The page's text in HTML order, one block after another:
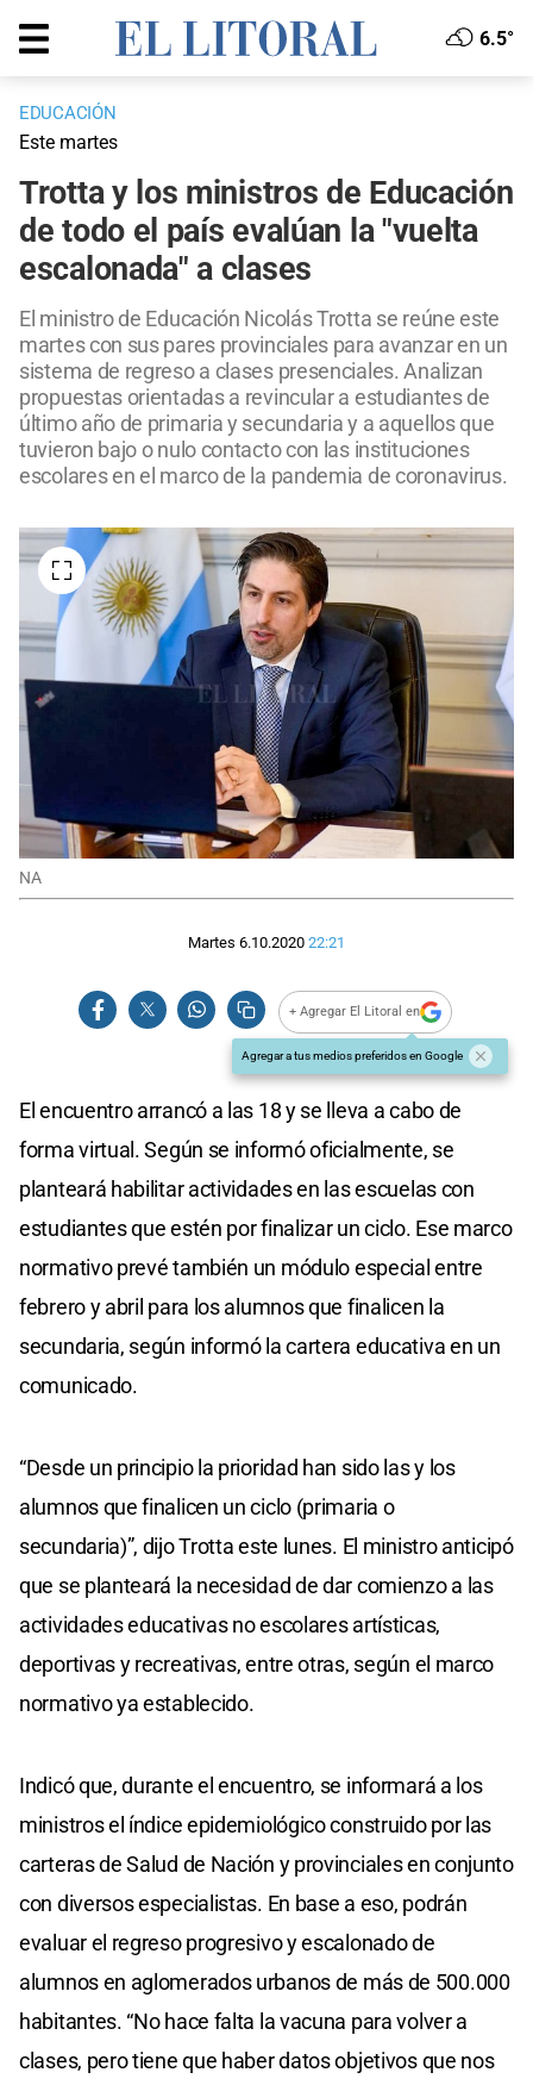
6.5°
EDUCACIÓN
Este martes
Trotta y los ministros de Educación
de todo el país evalúan la "vuelta
escalonada" a clases
El ministro de Educación Nicolás Trotta se reúne este
martes con sus pares provinciales para avanzar en un
sistema de regreso a clases presenciales. Analizan
propuestas orientadas a revincular a estudiantes de
último año de primaria y secundaria y a aquellos que
tuvieron bajo o nulo contacto con las instituciones
escolares en el marco de la pandemia de coronavirus.
NA
Martes 6.10.2020 22:21
+ Agregar El Litoral en
Agregar a tus medios preferidos en Google
El encuentro arrancó a las 18 y se lleva a cabo de
forma virtual. Según se informó oficialmente, se
planteará habilitar actividades en las escuelas con
estudiantes que estén por finalizar un ciclo. Ese marco
normativo prevé también un módulo especial entre
febrero y abril para los alumnos que finalicen la
secundaria, según informó la cartera educativa en un
comunicado.
“Desde un principio la prioridad han sido las y los
alumnos que finalicen un ciclo (primaria o
secundaria)”, dijo Trotta este lunes. El ministro anticipó
que se planteará la necesidad de dar comienzo a las
actividades educativas no escolares artísticas,
deportivas y recreativas, entre otras, según el marco
normativo ya establecido.
Indicó que, durante el encuentro, se informará a los
ministros el índice epidemiológico construido por las
carteras de Salud de Nación y provinciales en conjunto
con diversos especialistas. En base a eso, podrán
evaluar el regreso progresivo y escalonado de
alumnos en aglomerados urbanos de más de 500.000
habitantes. “No hace falta la vacuna para volver a
clases, pero tiene que haber datos objetivos que nos